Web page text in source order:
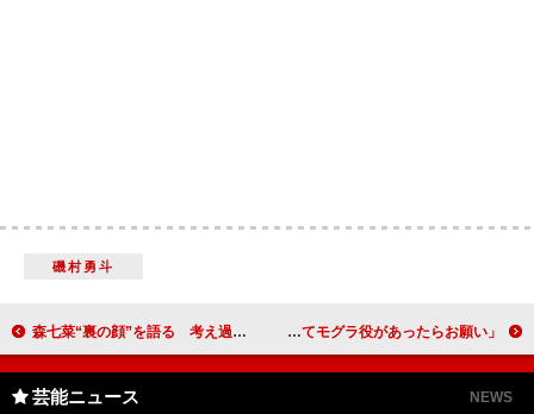
磯村勇斗
森七菜“裏の顔”を語る 考え過ぎると「脳みそで返事」 塚田僚一、直木賞＆本屋大賞候補の加藤シゲアキに「刺激を受ける」 「実写になってモグラ役があったらお願い」
芸能ニュース NEWS